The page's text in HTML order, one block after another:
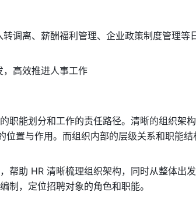
调离、薪酬福利管理、企业政策制度管理等
高效推进人事工作
职能划分和工作的责任路径。清晰的组织架
位置与作用。而组织内部的层级关系和职能
帮助 HR 清晰梳理组织架构，同时从整体出
制，定位招聘对象的角色和职能。